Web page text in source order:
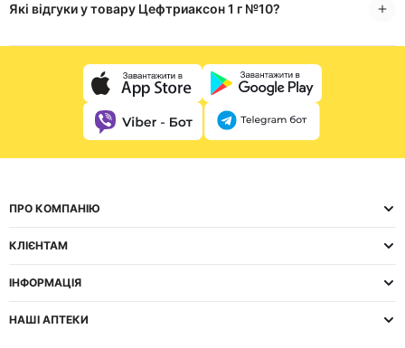
Які відгуки у товару Цефтриаксон 1 г №10?
ПРО КОМПАНІЮ
КЛІЄНТАМ
ІНФОРМАЦІЯ
НАШІ АПТЕКИ